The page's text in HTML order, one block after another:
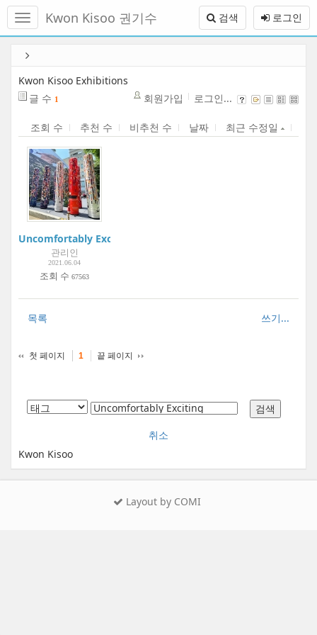
메
토
로그인
검색
Kwon Kisoo 권기수
Kwon Kisoo Exhibitions
글 수 1 회원가입 로그인...
조회 수 추천 수 비추천 수 날짜 최근 수정일
Uncomfortably Exciting | Gangnam Interior Design Week |
관리인
2021.06.04
조회 수 67563
쓰기...
목록
첫 페이지 1 끝 페이지
취소
Kwon Kisoo
Layout by COMI